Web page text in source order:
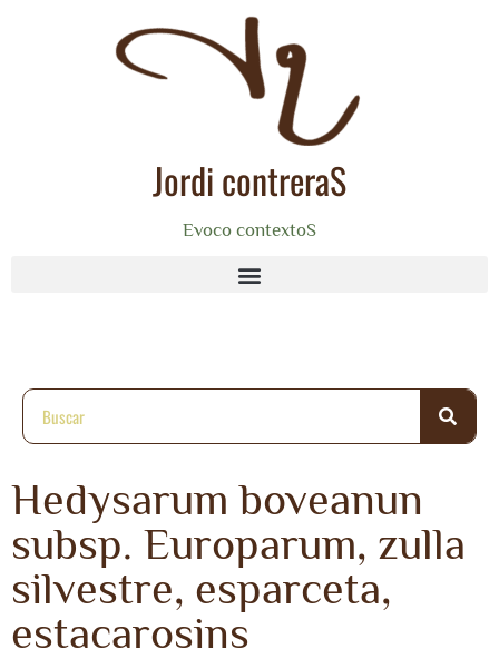
Jordi contreraS
Evoco contextoS
Hedysarum boveanun
subsp. Europarum, zulla
silvestre, esparceta,
estacarosins